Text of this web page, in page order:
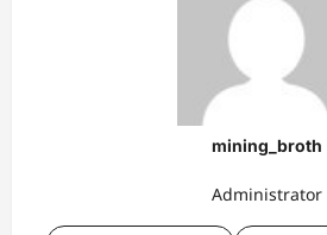
mining_broth
Administrator